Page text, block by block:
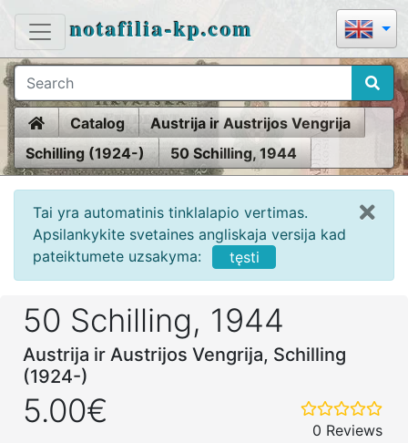
notafilia-kp.com
HomeCatalog
Austrija ir Austrijos Vengrija
Schilling (1924-)
50 Schilling, 1944
Tai yra automatinis tinklalapio vertimas.
Apsilankykite svetaines angliskaja versija kad
pateiktumete uzsakyma:
tęsti
50 Schilling, 1944
Austrija ir Austrijos Vengrija, Schilling
(1924-)
5.00€
0 Reviews